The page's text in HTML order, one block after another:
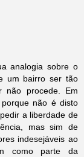
analogia sobre o
um bairro ser tão
não procede. Em
porque não é disto
a liberdade de
mas sim de
indesejáveis ao
como parte da